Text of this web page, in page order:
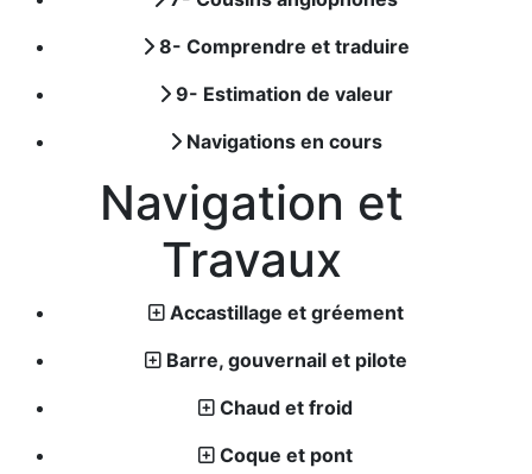
8- Comprendre et traduire
9- Estimation de valeur
Navigations en cours
Navigation et
Travaux
Accastillage et gréement
Barre, gouvernail et pilote
Chaud et froid
Coque et pont